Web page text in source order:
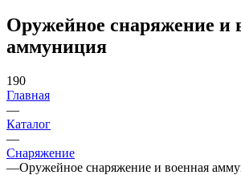
Оружейное снаряжение и
аммуниция
190
Главная
—
Каталог
—
Снаряжение
—Оружейное снаряжение и военная